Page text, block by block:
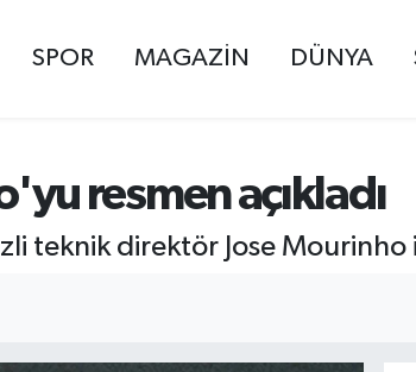
SPOR MAGAZİN DÜNYA
resmen açıkladı
teknik direktör Jose Mourinho